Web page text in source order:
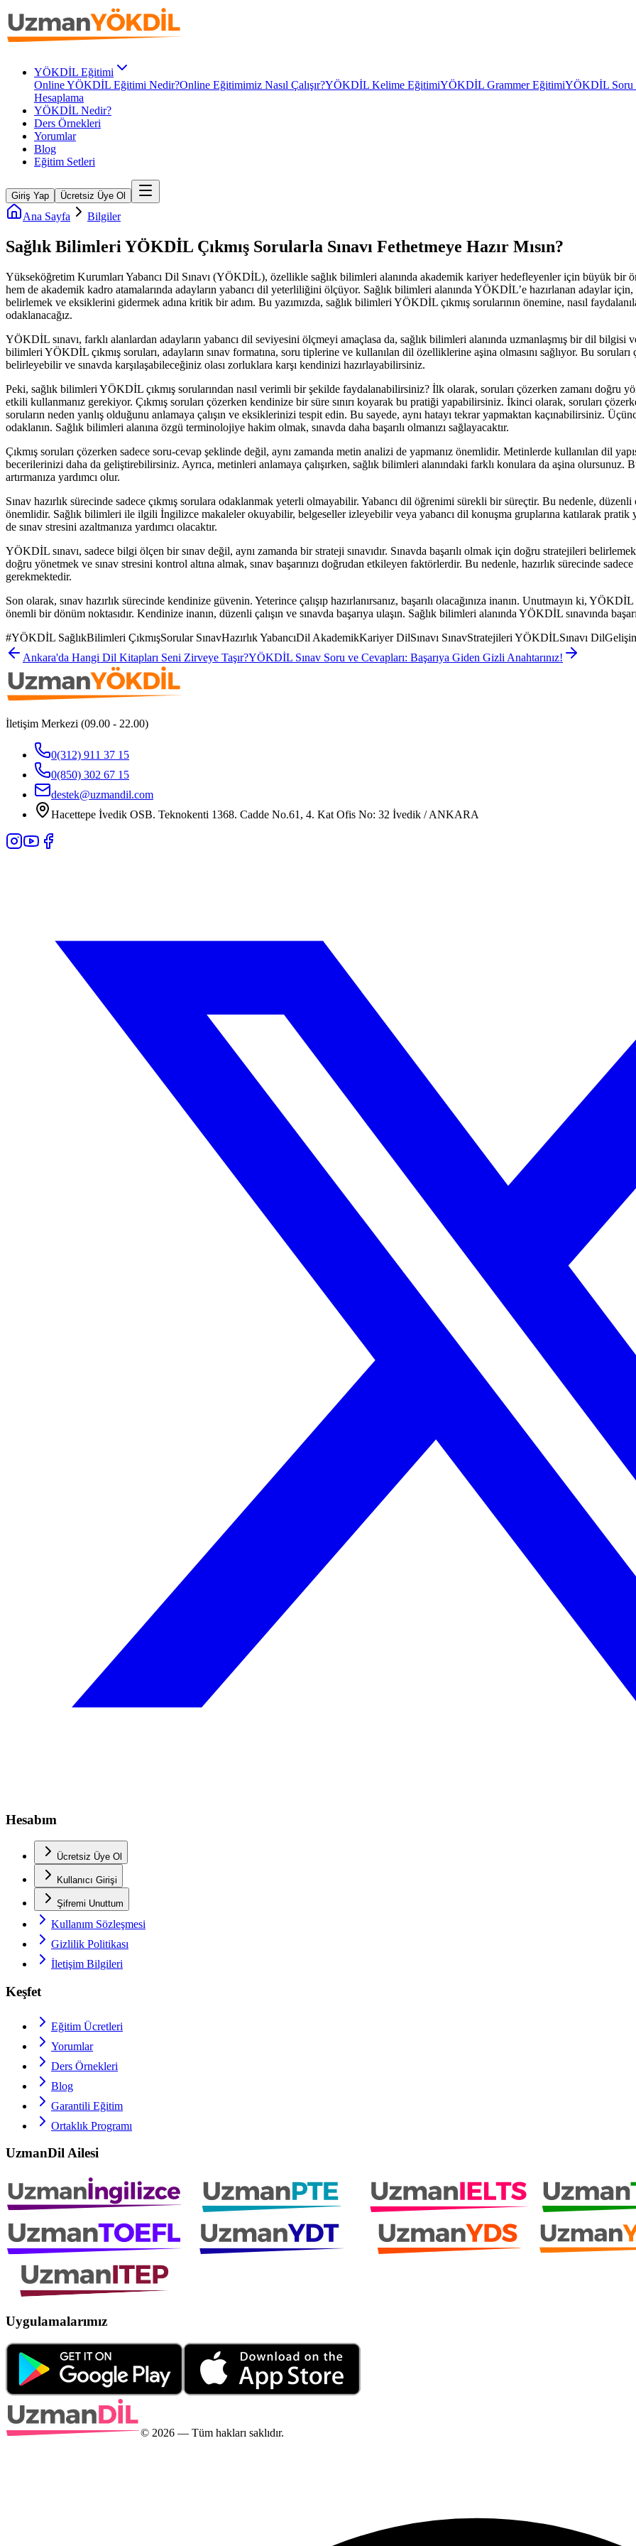
YÖKDİL Eğitimi
Online YÖKDİL Eğitimi Nedir?Online Eğitimimiz Nasıl Çalışır?YÖKDİL Kelime EğitimiYÖKDİL Grammer EğitimiYÖKDİL Soru
Hesaplama
YÖKDİL Nedir?
Ders Örnekleri
Yorumlar
Blog
Eğitim Setleri
Giriş Yap Ücretsiz Üye Ol
Ana Sayfa Bilgiler
Sağlık Bilimleri YÖKDİL Çıkmış Sorularla Sınavı Fethetmeye Hazır Mısın?
Yükseköğretim Kurumları Yabancı Dil Sınavı (YÖKDİL), özellikle sağlık bilimleri alanında akademik kariyer hedefleyenler için büyük bir
hem de akademik kadro atamalarında adayların yabancı dil yeterliliğini ölçüyor. Sağlık bilimleri alanında YÖKDİL’e hazırlanan adaylar için,
belirlemek ve eksiklerini gidermek adına kritik bir adım. Bu yazımızda, sağlık bilimleri YÖKDİL çıkmış sorularının önemine, nasıl
odaklanacağız.
YÖKDİL sınavı, farklı alanlardan adayların yabancı dil seviyesini ölçmeyi amaçlasa da, sağlık bilimleri alanında uzmanlaşmış bir dil
bilimleri YÖKDİL çıkmış soruları, adayların sınav formatına, soru tiplerine ve kullanılan dil özelliklerine aşina olmasını sağlıyor. Bu
belirleyebilir ve sınavda karşılaşabileceğiniz olası zorluklara karşı kendinizi hazırlayabilirsiniz.
Peki, sağlık bilimleri YÖKDİL çıkmış sorularından nasıl verimli bir şekilde faydalanabilirsiniz? İlk olarak, soruları çözerken zamanı doğru
etkili kullanmanız gerekiyor. Çıkmış soruları çözerken kendinize bir süre sınırı koyarak bu pratiği yapabilirsiniz. İkinci olarak, soruları
soruların neden yanlış olduğunu anlamaya çalışın ve eksiklerinizi tespit edin. Bu sayede, aynı hatayı tekrar yapmaktan kaçınabilirsiniz.
odaklanın. Sağlık bilimleri alanına özgü terminolojiye hakim olmak, sınavda daha başarılı olmanızı sağlayacaktır.
Çıkmış soruları çözerken sadece soru-cevap şeklinde değil, aynı zamanda metin analizi de yapmanız önemlidir. Metinlerde kullanılan dil
becerilerinizi daha da geliştirebilirsiniz. Ayrıca, metinleri anlamaya çalışırken, sağlık bilimleri alanındaki farklı konulara da aşina olursunuz.
artırmanıza yardımcı olur.
Sınav hazırlık sürecinde sadece çıkmış sorulara odaklanmak yeterli olmayabilir. Yabancı dil öğrenimi sürekli bir süreçtir. Bu nedenle,
önemlidir. Sağlık bilimleri ile ilgili İngilizce makaleler okuyabilir, belgeseller izleyebilir veya yabancı dil konuşma gruplarına katılarak
de sınav stresini azaltmanıza yardımcı olacaktır.
YÖKDİL sınavı, sadece bilgi ölçen bir sınav değil, aynı zamanda bir strateji sınavıdır. Sınavda başarılı olmak için doğru stratejileri
doğru yönetmek ve sınav stresini kontrol altına almak, sınav başarınızı doğrudan etkileyen faktörlerdir. Bu nedenle, hazırlık sürecinde
gerekmektedir.
Son olarak, sınav hazırlık sürecinde kendinize güvenin. Yeterince çalışıp hazırlanırsanız, başarılı olacağınıza inanın. Unutmayın ki,
önemli bir dönüm noktasıdır. Kendinize inanın, düzenli çalışın ve sınavda başarıya ulaşın. Sağlık bilimleri alanında YÖKDİL sınavında
#YÖKDİL SağlıkBilimleri ÇıkmışSorular SınavHazırlık YabancıDil AkademikKariyer DilSınavı SınavStratejileri YÖKDİLSınavı
Ankara'da Hangi Dil Kitapları Seni Zirveye Taşır?YÖKDİL Sınav Soru ve Cevapları: Başarıya Giden Gizli Anahtarınız!
İletişim Merkezi (09.00 - 22.00)
0(312) 911 37 15
0(850) 302 67 15
destek@uzmandil.com
Hacettepe İvedik OSB. Teknokenti 1368. Cadde No.61, 4. Kat Ofis No: 32 İvedik / ANKARA
Hesabım
Ücretsiz Üye Ol
Kullanıcı Girişi
Şifremi Unuttum
Kullanım Sözleşmesi
Gizlilik Politikası
İletişim Bilgileri
Keşfet
Eğitim Ücretleri
Yorumlar
Ders Örnekleri
Blog
Garantili Eğitim
Ortaklık Programı
UzmanDil Ailesi
Uygulamalarımız
© 2026 — Tüm hakları saklıdır.